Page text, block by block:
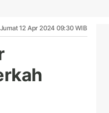
Jumat 12 Apr 2024 09:30 WIB